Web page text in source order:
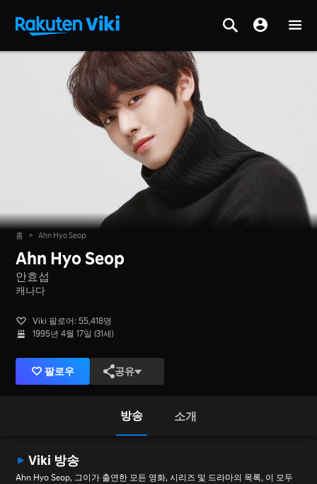
홈 > Ahn Hyo Seop
Ahn Hyo Seop
안효섭
캐나다
Viki 팔로어: 55,418명
1995년 4월 17일 (31세)
팔로우 공유
방송 소개
Viki 방송
Ahn Hyo Seop, 그이가 출연한 모든 영화, 시리즈 및 드라마의 목록, 이 모두